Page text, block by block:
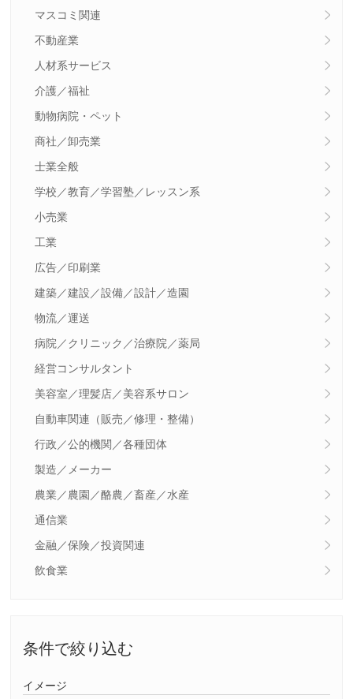
マスコミ関連
不動産業
人材系サービス
介護／福祉
動物病院・ペット
商社／卸売業
士業全般
学校／教育／学習塾／レッスン系
小売業
工業
広告／印刷業
建築／建設／設備／設計／造園
物流／運送
病院／クリニック／治療院／薬局
経営コンサルタント
美容室／理髪店／美容系サロン
自動車関連（販売／修理・整備）
行政／公的機関／各種団体
製造／メーカー
農業／農園／酪農／畜産／水産
通信業
金融／保険／投資関連
飲食業
条件で絞り込む
イメージ